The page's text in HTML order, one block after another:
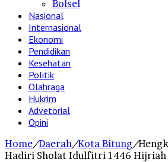
Bolsel
Nasional
Internasional
Ekonomi
Pendidikan
Kesehatan
Politik
Olahraga
Hukrim
Advetorial
Opini
Home/Daerah/Kota Bitung/
Hadiri Sholat Idulfitri 1446 Hijriah